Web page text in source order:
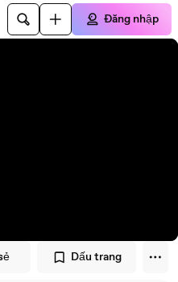
Đăng nhập
Dấu trang